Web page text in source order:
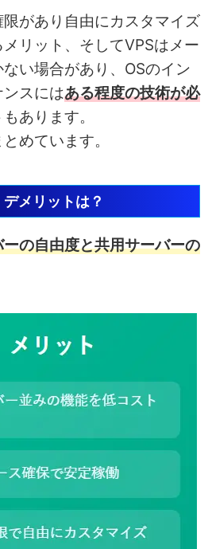
があり自由にカスタマイズ
リット、そしてVPSはメー
い場合があり、OSのイン
スにはある程度の技術が必
あります。
めています。
メリットは？
の自由度と共用サーバーの